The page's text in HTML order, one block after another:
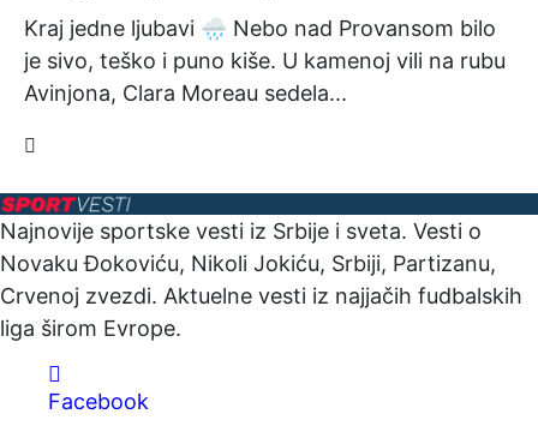
Kraj jedne ljubavi 🌧️ Nebo nad Provansom bilo
je sivo, teško i puno kiše. U kamenoj vili na rubu
Avinjona, Clara Moreau sedela...
Najnovije sportske vesti iz Srbije i sveta. Vesti o
Novaku Đokoviću, Nikoli Jokiću, Srbiji, Partizanu,
Crvenoj zvezdi. Aktuelne vesti iz najjačih fudbalskih
liga širom Evrope.
Facebook